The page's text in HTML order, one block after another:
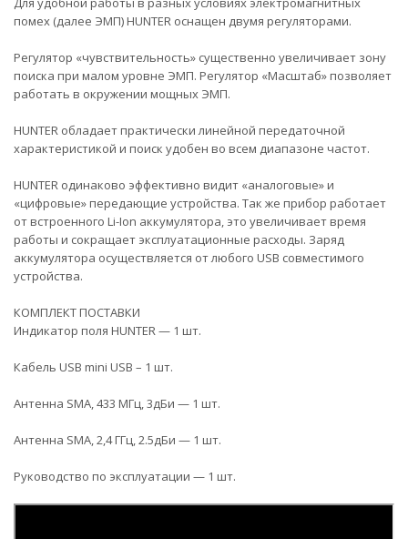
помех (далее ЭМП) HUNTER оснащен двумя регуляторами.
Регулятор «чувствительность» существенно увеличивает зону
поиска при малом уровне ЭМП. Регулятор «Масштаб» позволяет
работать в окружении мощных ЭМП.
HUNTER обладает практически линейной передаточной
характеристикой и поиск удобен во всем диапазоне частот.
HUNTER одинаково эффективно видит «аналоговые» и
«цифровые» передающие устройства. Так же прибор работает
от встроенного Li-Ion аккумулятора, это увеличивает время
работы и сокращает эксплуатационные расходы. Заряд
аккумулятора осуществляется от любого USB совместимого
устройства.
КОМПЛЕКТ ПОСТАВКИ
Индикатор поля HUNTER — 1 шт.
Кабель USB mini USB – 1 шт.
Антенна SMA, 433 МГц, 3дБи — 1 шт.
Антенна SMA, 2,4 ГГц, 2.5дБи — 1 шт.
Руководство по эксплуатации — 1 шт.